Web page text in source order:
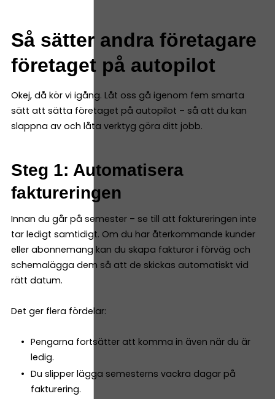
Så sätter andra företagare
företaget på autopilot
Okej, då kör vi igång. Låt oss gå igenom fem smarta
sätt att sätta företaget på autopilot – så att du kan
slappna av och låta verktyg göra ditt jobb.
Steg 1: Automatisera
faktureringen
Innan du går på semester – se till att faktureringen inte
tar ledigt samtidigt. Om du har återkommande kunder
eller abonnemang kan du skapa fakturor i förväg och
schemalägga dem så att de skickas automatiskt vid
rätt datum.
Det ger flera fördelar:
Pengarna fortsätter att komma in även när du är
ledig.
Du slipper lägga semesterns vackra dagar på
fakturering.